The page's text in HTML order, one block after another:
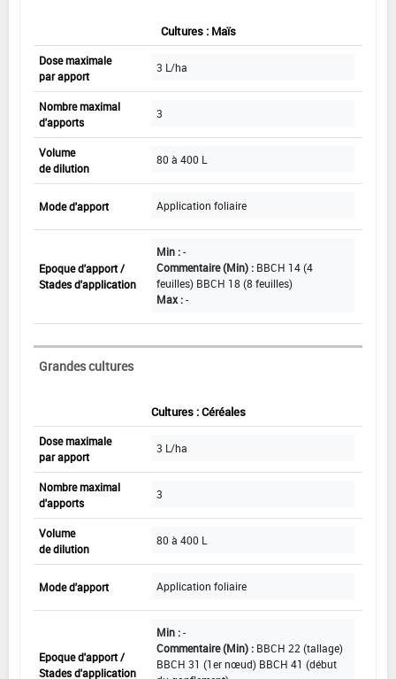
Cultures : Maïs
Dose maximale
par apport
3 L/ha
Nombre maximal
d'apports
3
Volume
de dilution
80 à 400 L
Mode d'apport Application foliaire
Epoque d'apport /
Stades d'application
Min :-
Commentaire (Min) : BBCH 14 (4
feuilles) BBCH 18 (8 feuilles)
Max :-
Grandes cultures
Cultures : Céréales
Dose maximale
par apport
3 L/ha
Nombre maximal
d'apports
3
Volume
de dilution
80 à 400 L
Mode d'apport Application foliaire
Epoque d'apport /
Stades d'application
Min :-
Commentaire (Min) : BBCH 22 (tallage)
BBCH 31 (1er nœud) BBCH 41 (début